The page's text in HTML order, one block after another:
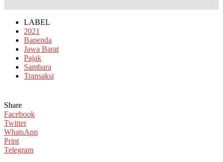
LABEL
2021
Bapenda
Jawa Barat
Pajak
Sambara
Transaksi
Share
Facebook
Twitter
WhatsApp
Print
Telegram